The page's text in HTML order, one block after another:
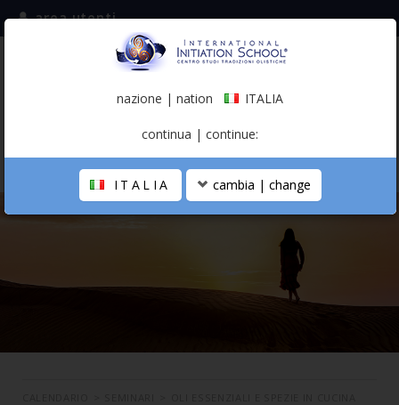
iscriviti alla mailing list
(italiano)
area utenti
LA SCUOLA
nazione | nation ITALIA
continua | continue:
ITALIA cambia | change